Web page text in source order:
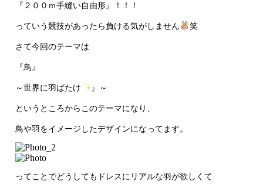
『２００ｍ手縫い自由形』！！！
っていう競技があったら負ける気がしません 笑
さて今回のテーマは
『鳥』
～世界に羽ばたけ 』～
というところからこのテーマになり、
鳥や羽をイメージしたデザインになってます。
ってことでどうしてもドレスにリアルな羽が欲しくて